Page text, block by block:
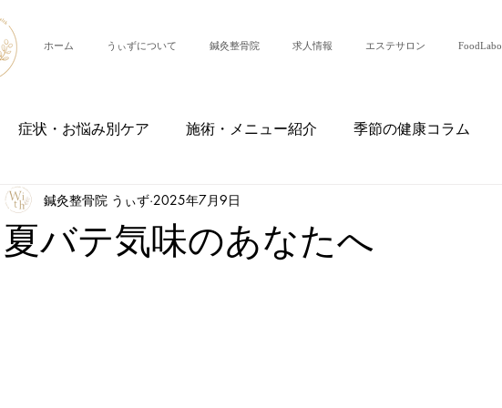
ホーム うぃずについて 鍼灸整骨院 求人情報 エステサロン FoodLabo
症状・お悩み別ケア 施術・メニュー紹介 季節の健康コラム
故治療 スタッフ紹介・日常
夏バテ気味のあなたへ
鍼灸整骨院 うぃず 2025年7月9日